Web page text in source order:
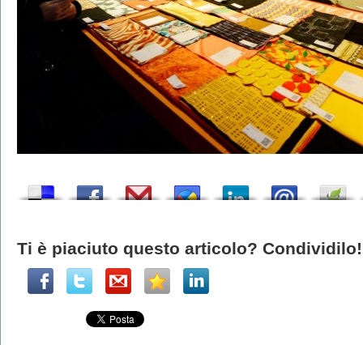
Ti è piaciuto questo articolo? Condividilo!